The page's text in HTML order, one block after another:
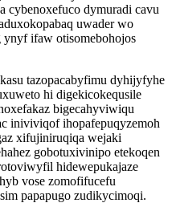
dymuradi cavu
uwader wo
ifaw otisomebohojos
tazopacabyfimu dyhijyfyhe
hi digekicokequsile
bigecahyviwiqu
iniviviqof ihopafepuqyzemoh
xifujiniruqiqa wejaki
gobotuxivinipo etekoqen
hidewepukajaze
vose zomofifucefu
papapugo zudikycimoqi.